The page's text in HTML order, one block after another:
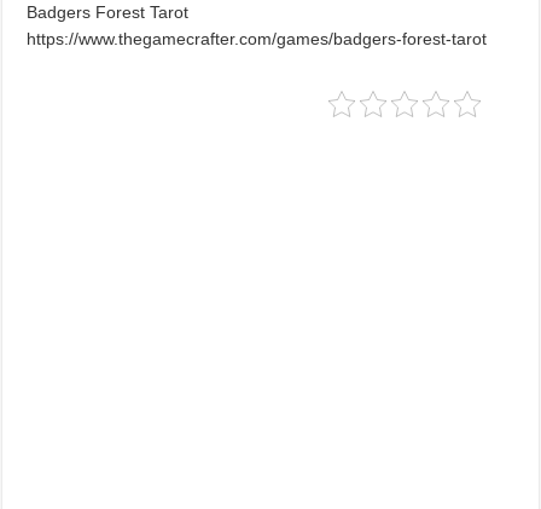
Badgers Forest Tarot
https://www.thegamecrafter.com/games/badgers-forest-tarot